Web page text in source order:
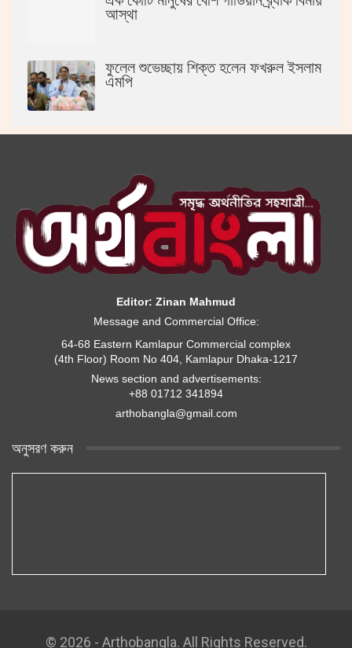
আস্থা
ফুলেল শুভেচ্ছায় শিক্ত হলেন ফখরুল ইসলাম
এমপি
Editor: Zinan Mahmud
Message and Commercial Office:
64-68 Eastern Kamlapur Commercial complex
(4th Floor) Room No 404, Kamlapur Dhaka-1217
News section and advertisements:
+88 01712 341894
arthobangla@gmail.com
অনুসরণ করুন
© 2026 - Arthobangla. All Rights Reserved.